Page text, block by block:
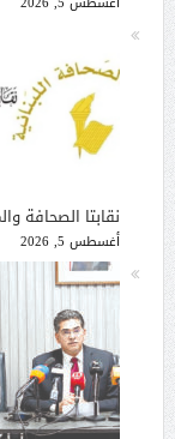
نقابتا الصحافة
أغسطس 5, 2026